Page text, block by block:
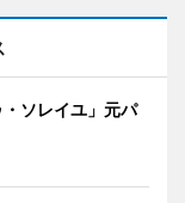
ソレイユ」元パ